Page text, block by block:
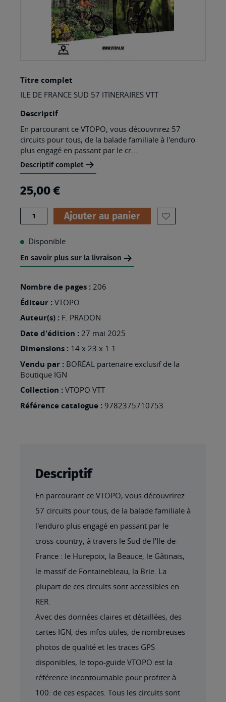
to
the
beginning
of
the
images
gallery
Titre complet
ILE DE FRANCE SUD 57 ITINERAIRES VTT
Descriptif
En parcourant ce VTOPO, vous découvrirez 57
circuits pour tous, de la balade familiale à l'enduro
plus engagé en passant par le cr...
Descriptif complet
25,00 €
Quantité Ajouter au panier
AJOUTER
SUD
Disponible
En savoir plus sur la livraison
Nombre de pages : 206
Éditeur : VTOPO
Auteur(s) : F. PRADON
Date d'édition : 27 mai 2025
Dimensions : 14 x 23 x 1.1
Vendu par : BORÉAL partenaire exclusif de la
Boutique IGN
Collection : VTOPO VTT
Référence catalogue : 9782375710753
Descriptif
En parcourant ce VTOPO, vous découvrirez
57 circuits pour tous, de la balade familiale à
l'enduro plus engagé en passant par le
cross-country, à travers le Sud de l'Ile-de-
France : le Hurepoix, la Beauce, le Gâtinais,
le massif de Fontainebleau, la Brie. La
plupart de ces circuits sont accessibles en
RER.
Avec des données claires et détaillées, des
cartes IGN, des infos utiles, de nombreuses
photos de qualité et les traces GPS
disponibles, le topo-guide VTOPO est la
référence incontournable pour profiter à
100: de ces espaces. Tous les circuits sont